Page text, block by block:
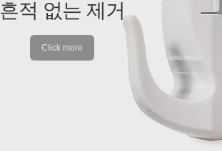
양면 접착 테이프
&
강력한
양면 접착 테이프